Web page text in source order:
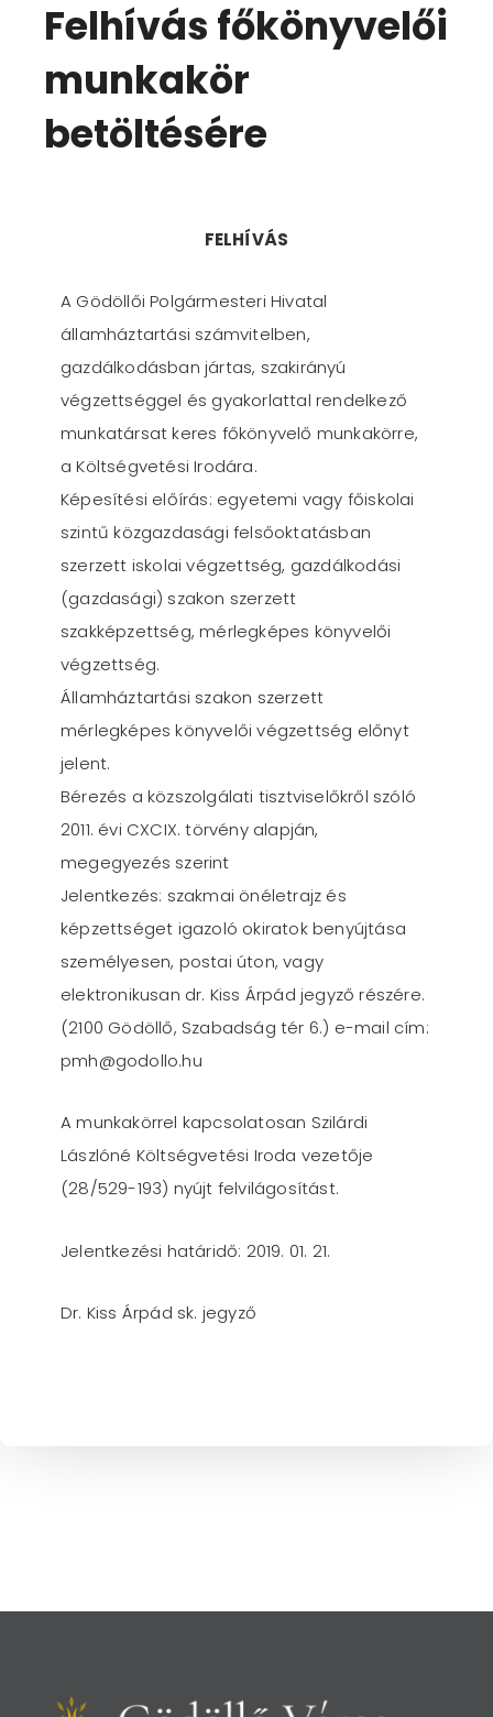
Felhívás főkönyvelői
munkakör
betöltésére
FELHÍVÁS
A Gödöllői Polgármesteri Hivatal
államháztartási számvitelben,
gazdálkodásban jártas, szakirányú
végzettséggel és gyakorlattal rendelkező
munkatársat keres főkönyvelő munkakörre,
a Költségvetési Irodára.
Képesítési előírás: egyetemi vagy főiskolai
szintű közgazdasági felsőoktatásban
szerzett iskolai végzettség, gazdálkodási
(gazdasági) szakon szerzett
szakképzettség, mérlegképes könyvelői
végzettség.
Államháztartási szakon szerzett
mérlegképes könyvelői végzettség előnyt
jelent.
Bérezés a közszolgálati tisztviselőkről szóló
2011. évi CXCIX. törvény alapján,
megegyezés szerint
Jelentkezés: szakmai önéletrajz és
képzettséget igazoló okiratok benyújtása
személyesen, postai úton, vagy
elektronikusan dr. Kiss Árpád jegyző részére.
(2100 Gödöllő, Szabadság tér 6.) e-mail cím:
pmh@godollo.hu
A munkakörrel kapcsolatosan Szilárdi
Lászlóné Költségvetési Iroda vezetője
(28/529-193) nyújt felvilágosítást.
Jelentkezési határidő: 2019. 01. 21.
Dr. Kiss Árpád sk. jegyző